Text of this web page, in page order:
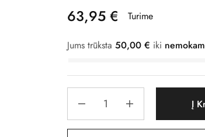
63,95 € Turime
Jums trūksta 50,00 € iki
Į